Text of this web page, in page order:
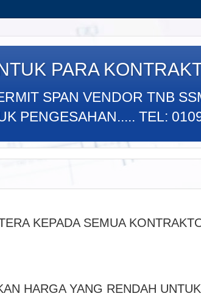
PARA
SPAN VENDOR TNB
PENGESAHAN..... TEL:
KEPADA SEMUA
HARGA YANG RENDAH